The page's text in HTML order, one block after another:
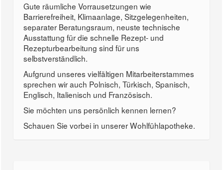
Gute räumliche Vorrausetzungen wie
Barrierefreiheit, Klimaanlage, Sitzgelegenheiten,
separater Beratungsraum, neuste technische
Ausstattung für die schnelle Rezept- und
Rezepturbearbeitung sind für uns
selbstverständlich.
Aufgrund unseres vielfältigen Mitarbeiterstammes
sprechen wir auch Polnisch, Türkisch, Spanisch,
Englisch, Italienisch und Französisch.
Sie möchten uns persönlich kennen lernen?
Schauen Sie vorbei in unserer Wohlfühlapotheke.